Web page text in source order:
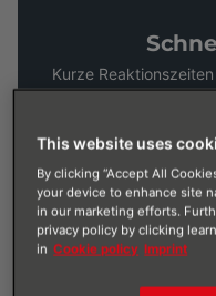
Kurze
Die BRÖTJE
This website uses
By clicking “Accept All
your device to enhance site
in our marketing efforts.
privacy policy by clicking
in Cookie policy Imprint